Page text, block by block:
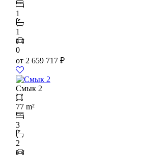
1
1
0
от 2 659 717 ₽
Смык 2
77 m²
3
2